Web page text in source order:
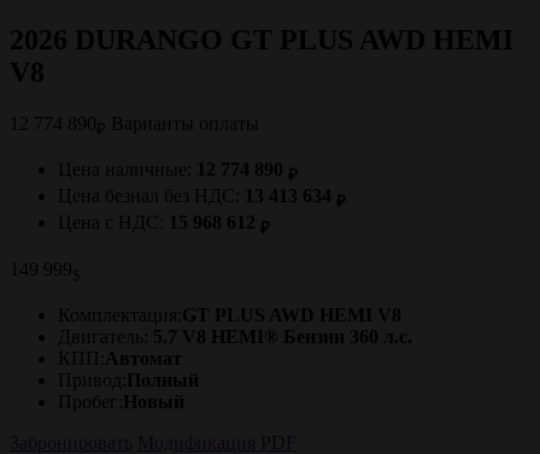
2026 DURANGO GT PLUS AWD HEMI
V8
12 774 890 ₽ Варианты оплаты
Цена наличные: 12 774 890 ₽
Цена безнал без НДС: 13 413 634 ₽
Цена с НДС: 15 968 612 ₽
149 999 $
Комплектация: GT PLUS AWD HEMI V8
Двигатель:
5.7 V8 HEMI® Бензин 360 л.с.
КПП:
Автомат
Привод:
Полный
Пробег:
Новый